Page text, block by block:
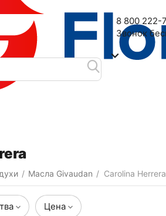
2-я Дубровская улица, 6
8 800 222-
Звонок
/ Масла Givaudan / Carolina Herrera
Цена